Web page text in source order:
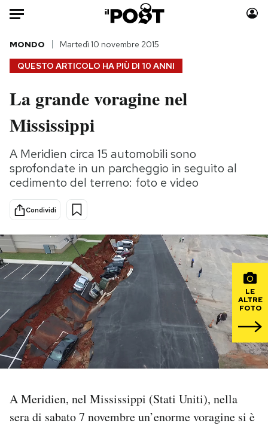
Auto
HOME
Italia
Politica
Tecnologia
Internet
Scienza
Cultura
Economia
Sport
Moda
Storie/Idee
Ok Boomer!
Media
Mondiali calcio 2026
PODCAST
NEWSLETTER
I MIEI PREFERITI
QUESTO ARTICOLO HA PIÙ DI 10 ANNI
MONDO Martedì 10 novembre 2015
La grande voragine nel
Mississippi
A Meridien circa 15 automobili sono
sprofondate in un parcheggio in seguito al
cedimento del terreno: foto e video
Condividi
LE
ALTRE
FOTO
A Meridien, nel Mississippi (Stati Uniti), nella
sera di sabato 7 novembre un’enorme voragine si è